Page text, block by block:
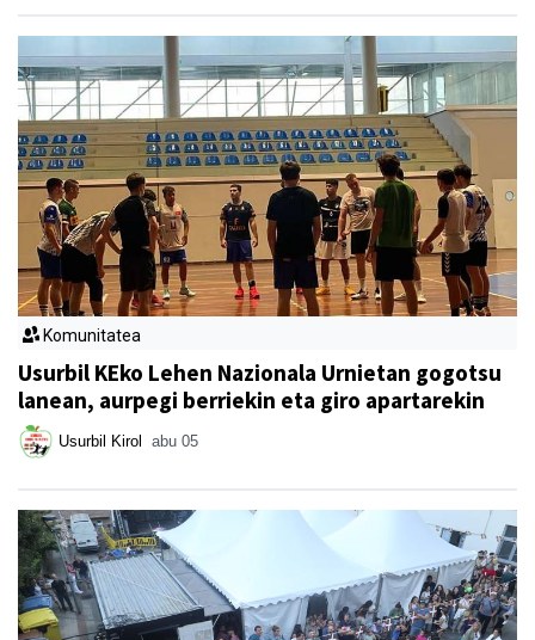
Komunitatea
Usurbil KEko Lehen Nazionala Urnietan gogotsu
lanean, aurpegi berriekin eta giro apartarekin
Usurbil Kirol abu 05